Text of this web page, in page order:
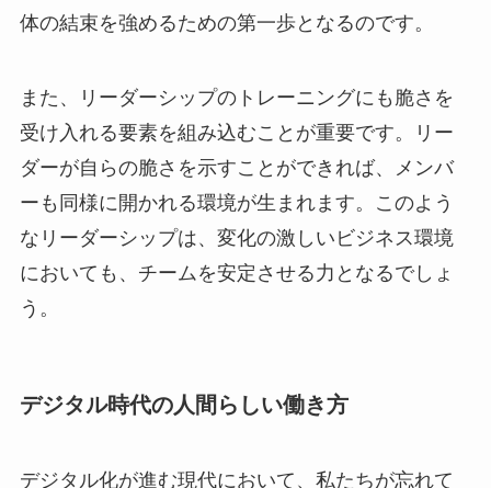
体の結束を強めるための第一歩となるのです。
また、リーダーシップのトレーニングにも脆さを
受け入れる要素を組み込むことが重要です。リー
ダーが自らの脆さを示すことができれば、メンバ
ーも同様に開かれる環境が生まれます。このよう
なリーダーシップは、変化の激しいビジネス環境
においても、チームを安定させる力となるでしょ
う。
デジタル時代の人間らしい働き方
デジタル化が進む現代において、私たちが忘れて